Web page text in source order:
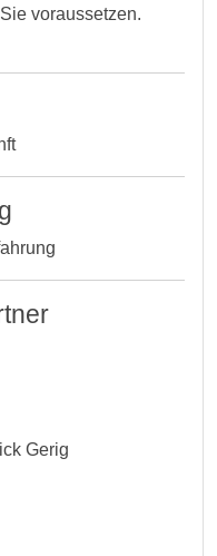
voraussetzen.
Gerig